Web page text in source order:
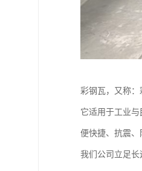
彩钢瓦，又称：
它适用于工业
便快捷、抗震、
我们公司立足长